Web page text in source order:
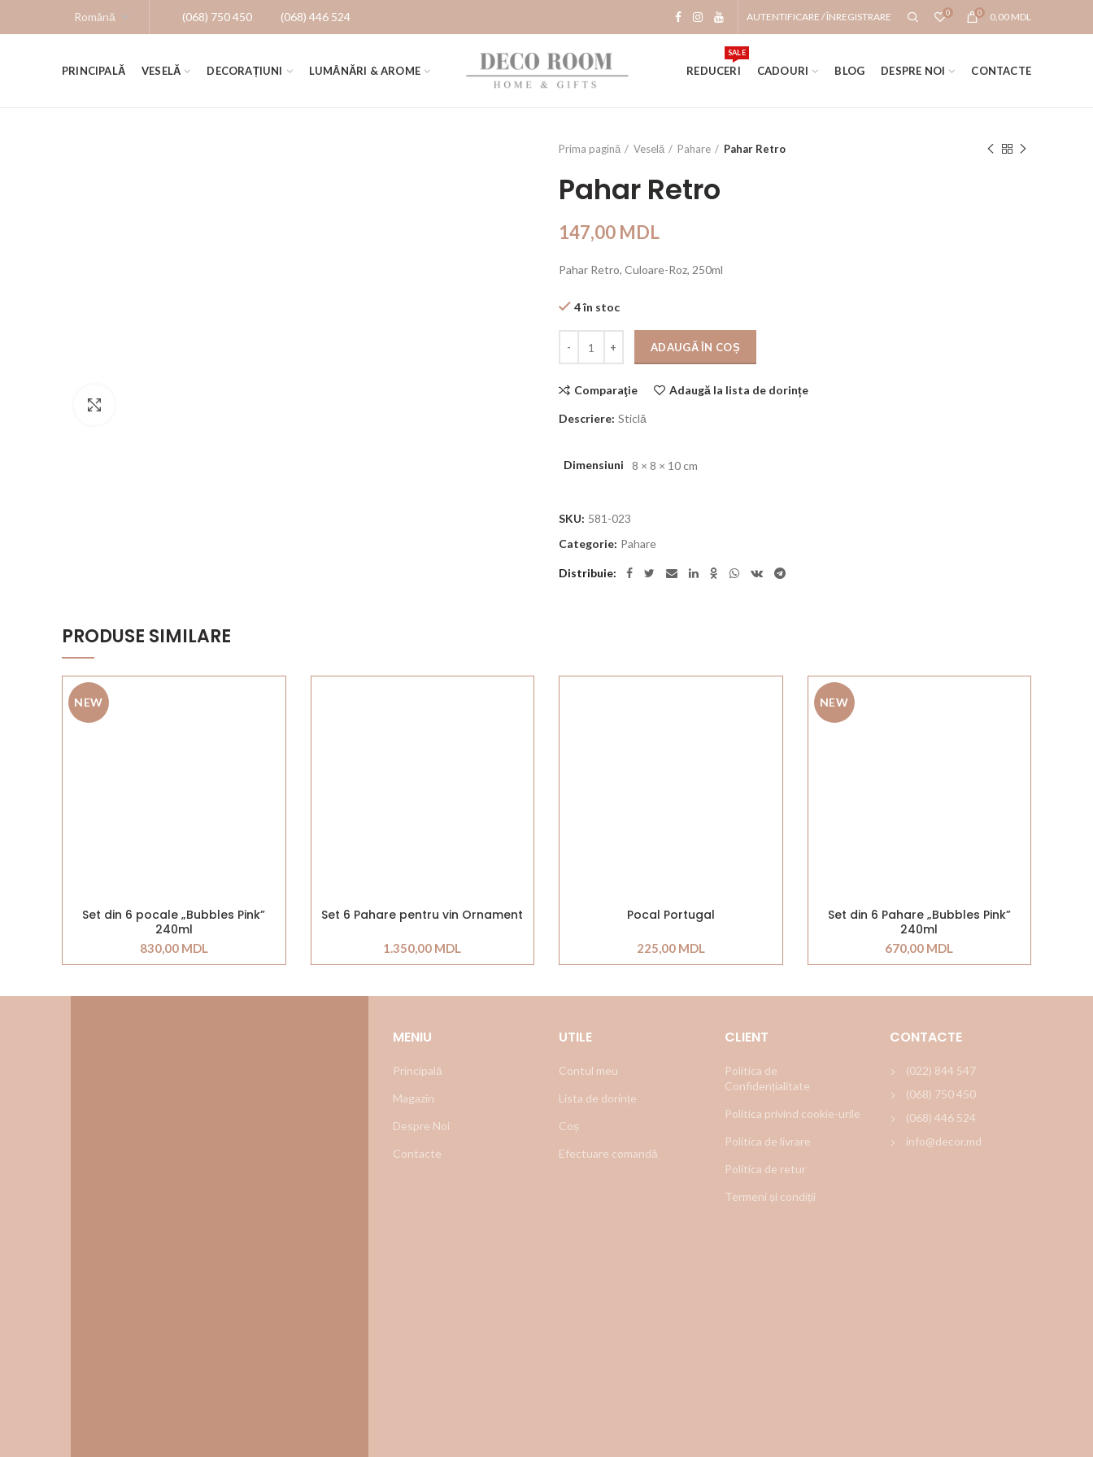
(068) 750 450 (068) 446 524 AUTENTIFICARE / ÎNREGISTRARE 0 0 0,00 MDL
PRINCIPALĂ VESELĂ DECORAȚIUNI LUMÂNĂRI & AROME REDUCERI
SALE
CADOURI BLOG DESPRE NOI CONTACTE
Prima pagină Veselă Pahare Pahar Retro
Pahar Retro
147,00 MDL
Pahar Retro, Culoare-Roz, 250ml
4 în stoc
ADAUGĂ ÎN COȘ
Comparaţie Adaugă la lista de dorințe
Descriere: Sticlă
Dimensiuni 8 × 8 × 10 cm
SKU: 581-023
Categorie: Pahare
Distribuie
PRODUSE SIMILARE
NEW
Set din 6 pocale „Bubbles Pink”
240ml
830,00 MDL
Set 6 Pahare pentru vin Ornament
1.350,00 MDL
Pocal Portugal
225,00 MDL
NEW
Set din 6 Pahare „Bubbles Pink”
240ml
670,00 MDL
MENIU
Principală
Magazin
Despre Noi
Contacte
UTILE
Contul meu
Lista de dorințe
Coș
Efectuare comandă
CLIENT
Politica de
Confidențialitate
Politica privind cookie-urile
Politica de livrare
Politica de retur
Termeni și condiții
CONTACTE
(022) 844 547
(068) 750 450
(068) 446 524
info@decor.md